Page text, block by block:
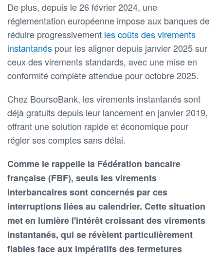
De plus, depuis le 26 février 2024, une
réglementation européenne impose aux banques de
réduire progressivement les coûts des virements
instantanés pour les aligner depuis janvier 2025 sur
ceux des virements standards, avec une mise en
conformité complète attendue pour octobre 2025.
Chez BoursoBank, les virements instantanés sont
déjà gratuits depuis leur lancement en janvier 2019,
offrant une solution rapide et économique pour
régler ses comptes sans délai.
Comme le rappelle la Fédération bancaire
française (FBF), seuls les virements
interbancaires sont concernés par ces
interruptions liées au calendrier. Cette situation
met en lumière l'intérêt croissant des virements
instantanés, qui se révèlent particulièrement
fiables face aux impératifs des fermetures